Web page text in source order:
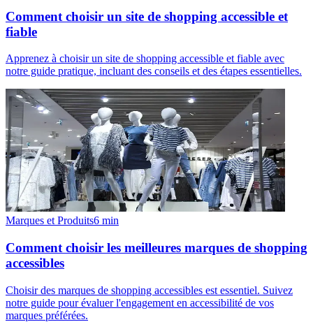
Comment choisir un site de shopping accessible et
fiable
Apprenez à choisir un site de shopping accessible et fiable avec
notre guide pratique, incluant des conseils et des étapes essentielles.
Marques et Produits6 min
Comment choisir les meilleures marques de shopping
accessibles
Choisir des marques de shopping accessibles est essentiel. Suivez
notre guide pour évaluer l'engagement en accessibilité de vos
marques préférées.